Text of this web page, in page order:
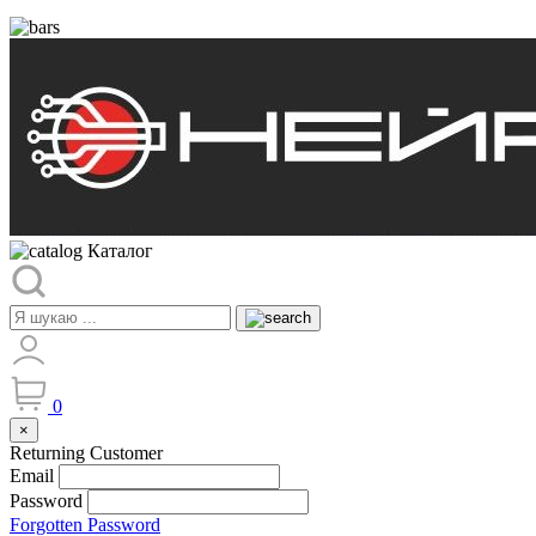
Каталог
0
×
Returning Customer
Email
Password
Forgotten Password